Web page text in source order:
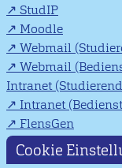
StudIP
Moodle
Webmail
Webmail
Intranet
Intranet
FlensGen
Cookie